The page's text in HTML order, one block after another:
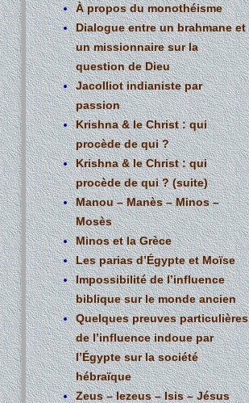
À propos du monothéisme
Dialogue entre un brahmane et
un missionnaire sur la
question de Dieu
Jacolliot indianiste par
passion
Krishna & le Christ : qui
procède de qui ?
Krishna & le Christ : qui
procède de qui ? (suite)
Manou – Manès – Minos –
Mosès
Minos et la Grèce
Les parias d’Égypte et Moïse
Impossibilité de l’influence
biblique sur le monde ancien
Quelques preuves particulières
de l’influence indoue par
l’Égypte sur la société
hébraïque
Zeus – Iezeus – Isis – Jésus